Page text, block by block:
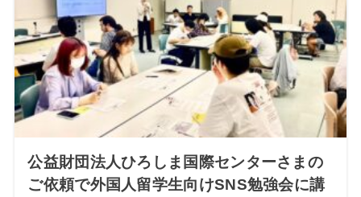
公益財団法人ひろしま国際センターさまの
ご依頼で外国人留学生向けSNS勉強会に講